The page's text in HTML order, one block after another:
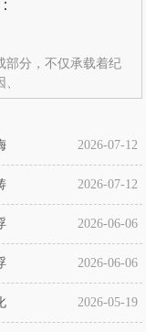
部分，不仅承载着纪
2026-07-12
2026-07-12
2026-06-06
2026-06-06
2026-05-19